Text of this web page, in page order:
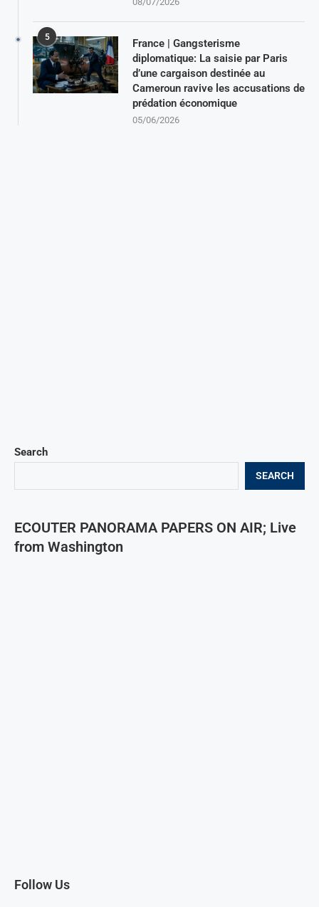
Search
SEARCH
ECOUTER PANORAMA PAPERS ON AIR; Live
from Washington
Follow Us
5
France | Gangsterisme
diplomatique: La saisie par Paris
d’une cargaison destinée au
Cameroun ravive les accusations de
prédation économique
05/06/2026